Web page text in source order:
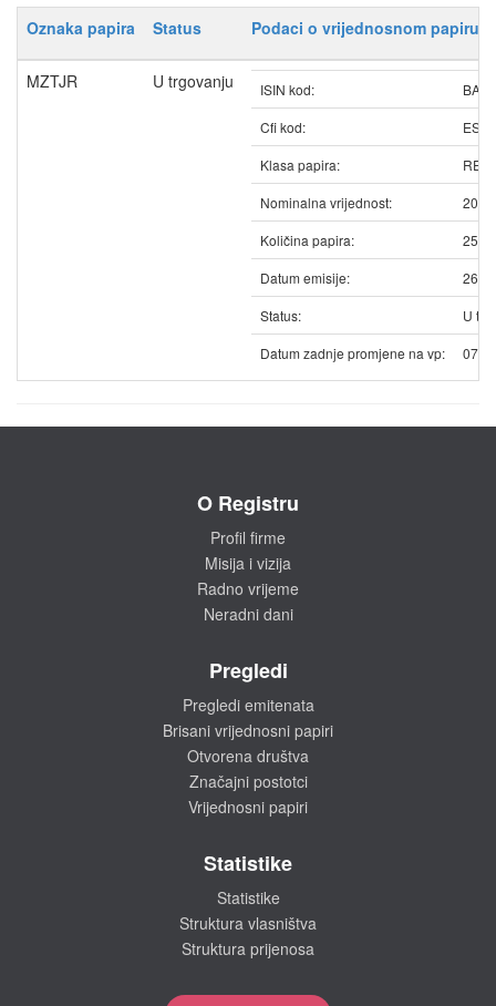
Oznaka papira Status Podaci o vrijednosnom papiru
MZTJR U trgovanju ISIN kod:
Cfi kod:
Klasa papira:
Nominalna vrijednost:
20.00
Količina papira:
Datum emisije:
Status:
U
Datum zadnje promjene na vp:
O Registru
Profil firme
Misija i vizija
Radno vrijeme
Neradni dani
Pregledi
Pregledi emitenata
Brisani vrijednosni papiri
Otvorena društva
Značajni postotci
Vrijednosni papiri
Statistike
Statistike
Struktura vlasništva
Struktura prijenosa